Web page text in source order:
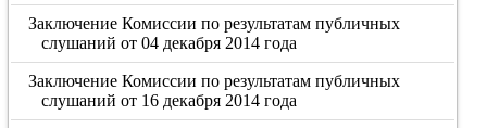
Заключение Комиссии по результатам публичных
слушаний от 04 декабря 2014 года
Заключение Комиссии по результатам публичных
слушаний от 16 декабря 2014 года